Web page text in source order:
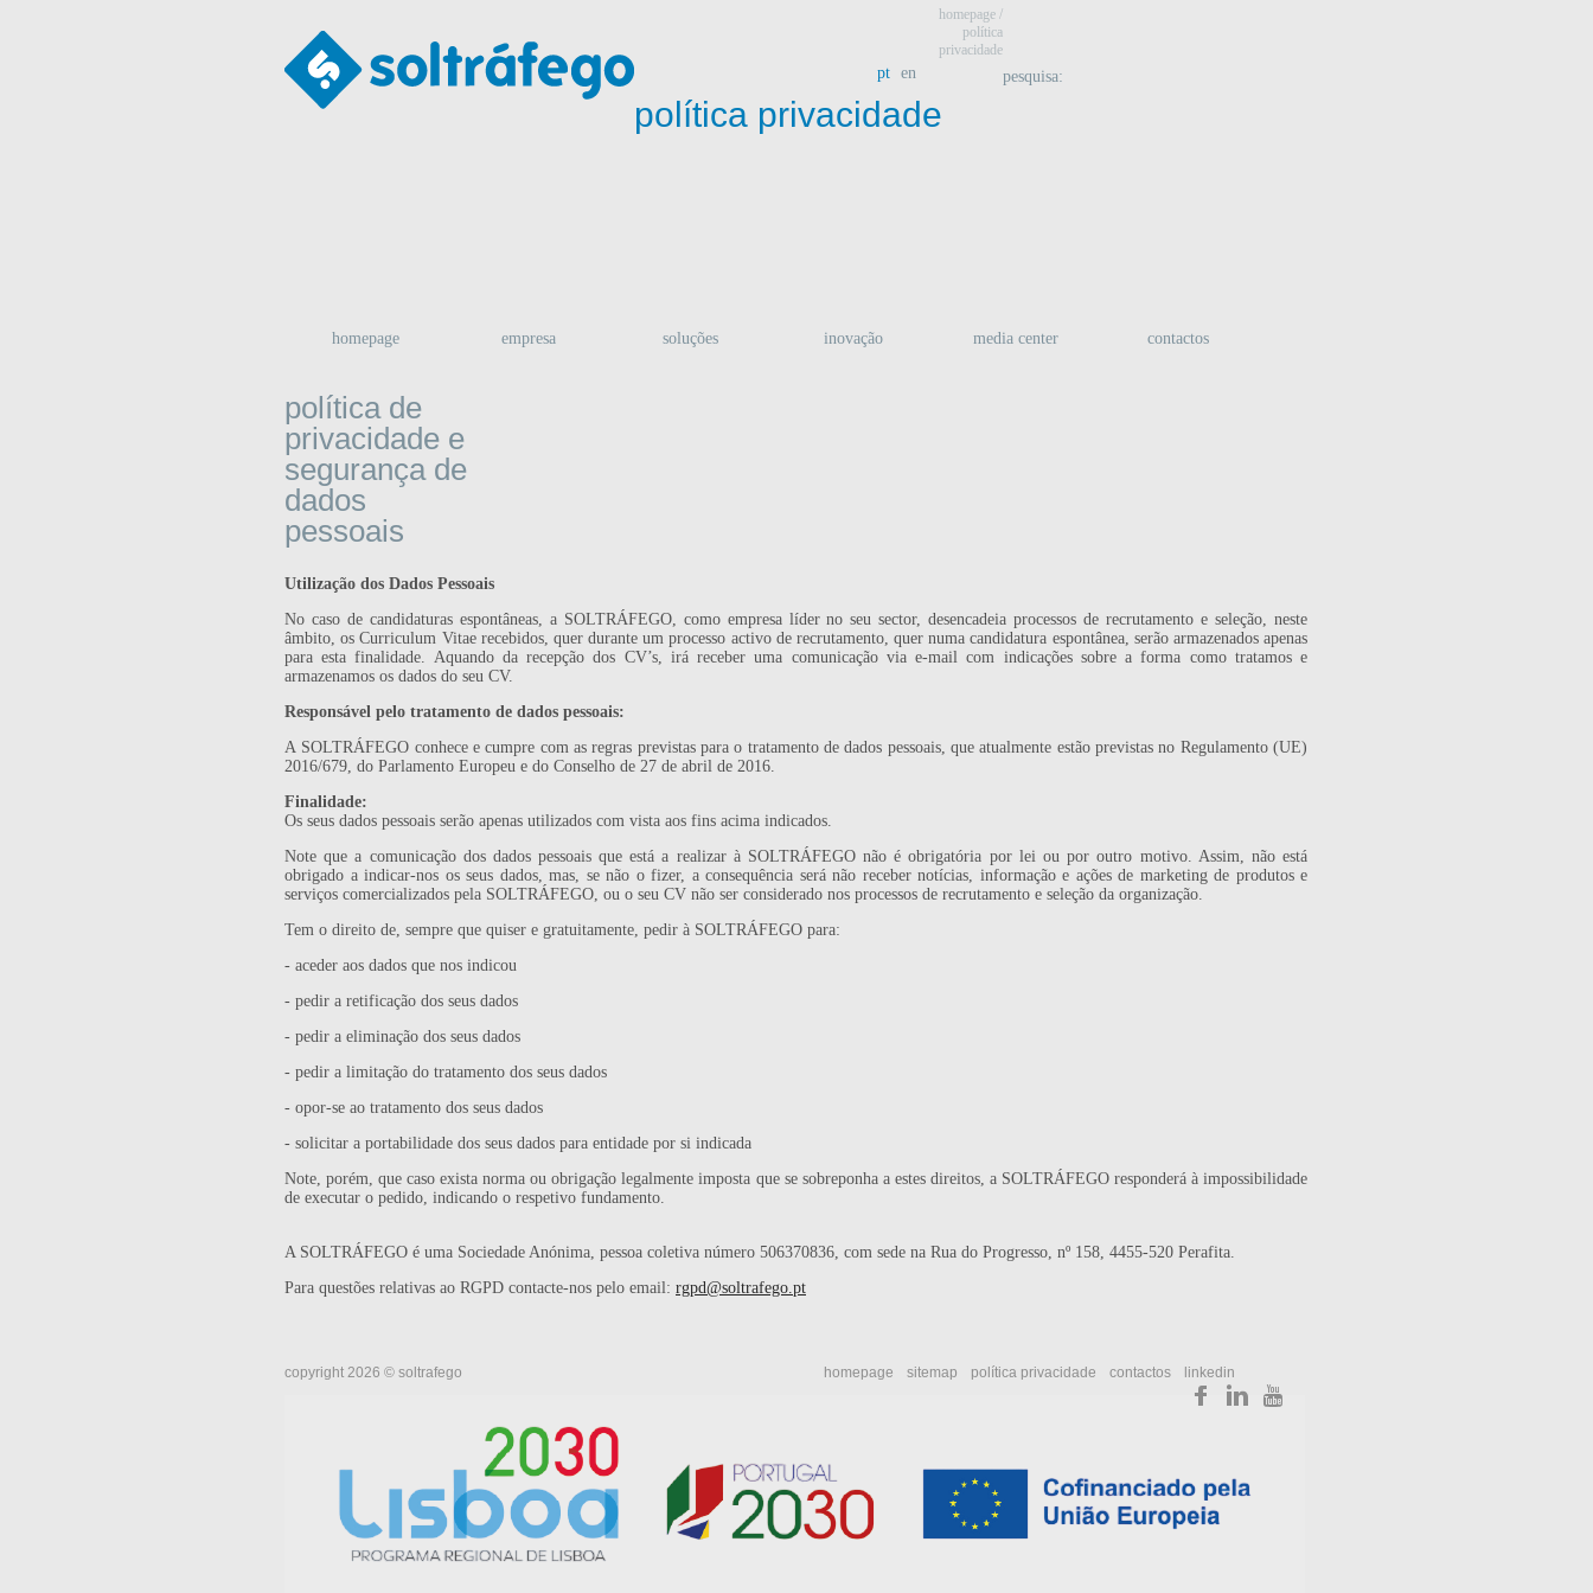
pesquisa:
pt en
homepage empresa soluções inovação media center contactos
homepage /
política
privacidade
política privacidade
política de
privacidade e
segurança de
dados
pessoais
Utilização dos Dados Pessoais
No caso de candidaturas espontâneas, a SOLTRÁFEGO, como empresa líder no seu sector, desencadeia processos de recrutamento e seleção, neste
âmbito, os Curriculum Vitae recebidos, quer durante um processo activo de recrutamento, quer numa candidatura espontânea, serão armazenados apenas
para esta finalidade. Aquando da recepção dos CV’s, irá receber uma comunicação via e-mail com indicações sobre a forma como tratamos e
armazenamos os dados do seu CV.
Responsável pelo tratamento de dados pessoais:
A SOLTRÁFEGO conhece e cumpre com as regras previstas para o tratamento de dados pessoais, que atualmente estão previstas no Regulamento (UE)
2016/679, do Parlamento Europeu e do Conselho de 27 de abril de 2016.
Finalidade:
Os seus dados pessoais serão apenas utilizados com vista aos fins acima indicados.
Note que a comunicação dos dados pessoais que está a realizar à SOLTRÁFEGO não é obrigatória por lei ou por outro motivo. Assim, não está
obrigado a indicar-nos os seus dados, mas, se não o fizer, a consequência será não receber notícias, informação e ações de marketing de produtos e
serviços comercializados pela SOLTRÁFEGO, ou o seu CV não ser considerado nos processos de recrutamento e seleção da organização.
Tem o direito de, sempre que quiser e gratuitamente, pedir à SOLTRÁFEGO para:
- aceder aos dados que nos indicou
- pedir a retificação dos seus dados
- pedir a eliminação dos seus dados
- pedir a limitação do tratamento dos seus dados
- opor-se ao tratamento dos seus dados
- solicitar a portabilidade dos seus dados para entidade por si indicada
Note, porém, que caso exista norma ou obrigação legalmente imposta que se sobreponha a estes direitos, a SOLTRÁFEGO responderá à impossibilidade
de executar o pedido, indicando o respetivo fundamento.
A SOLTRÁFEGO é uma Sociedade Anónima, pessoa coletiva número 506370836, com sede na Rua do Progresso, nº 158, 4455-520 Perafita.
Para questões relativas ao RGPD contacte-nos pelo email: rgpd@soltrafego.pt
copyright 2026 © soltrafego homepage sitemap política privacidade contactos linkedin